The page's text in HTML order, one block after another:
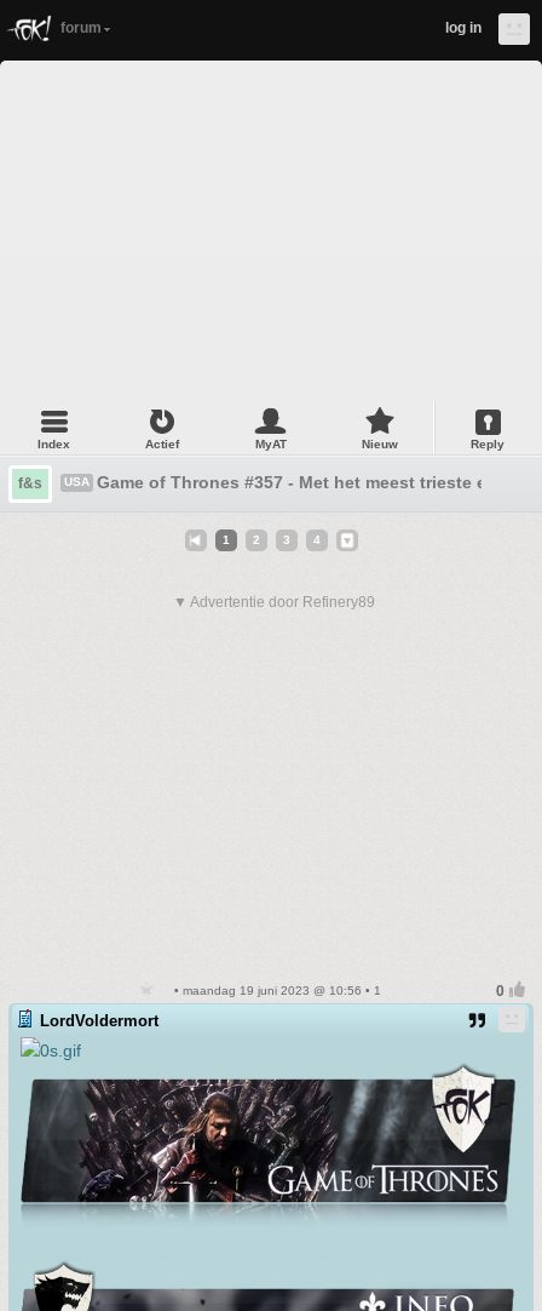
forum log in
Index Actief MyAT Nieuw Reply
f&s USA Game of Thrones #357 - Met het meest trieste einde
1 2 3 4
▼ Advertentie door Refinery89
• maandag 19 juni 2023 @ 10:56 • 1
LordVoldermort